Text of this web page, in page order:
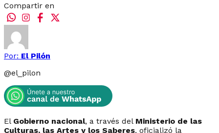
Compartir en
Por: El Pilón
@el_pilon
El Gobierno nacional, a través del Ministerio de las
Culturas, las Artes y los Saberes, oficializó la